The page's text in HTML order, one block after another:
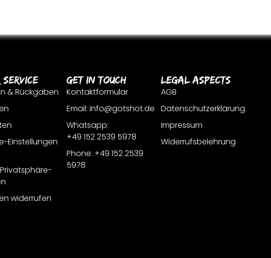
Service
& Rückgaben
Einstellungen
widerrufen
Get In Touch
Kontaktformular
Email: info@gotshot.de
Whatsapp:
+49 152 2539 5978
Phone: +49 152 2539
5978
Legal Aspects
AGB
Datenschutzerklärung
Impressum
Widerrufsbelehrung